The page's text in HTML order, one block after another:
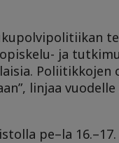
ja
Poliitikkojen
linjaa
pe–la